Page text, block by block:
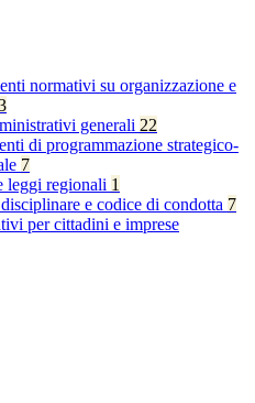
normativi su organizzazione e
generali 22
di programmazione strategico-
7
leggi regionali 1
e codice di condotta 7
per cittadini e imprese